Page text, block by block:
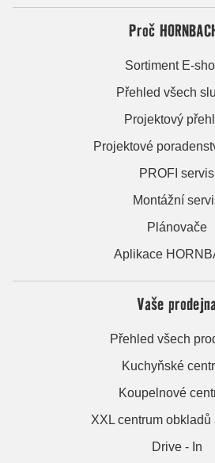
Proč
Sortiment E-
Přehled všech
Projektový
Projektové
PROFI servis
Montážní
Plánovače
Aplikace
Vaše prodejna
Přehled všech
Kuchyňské
Koupelnové
XXL centrum obkladů
Drive - In